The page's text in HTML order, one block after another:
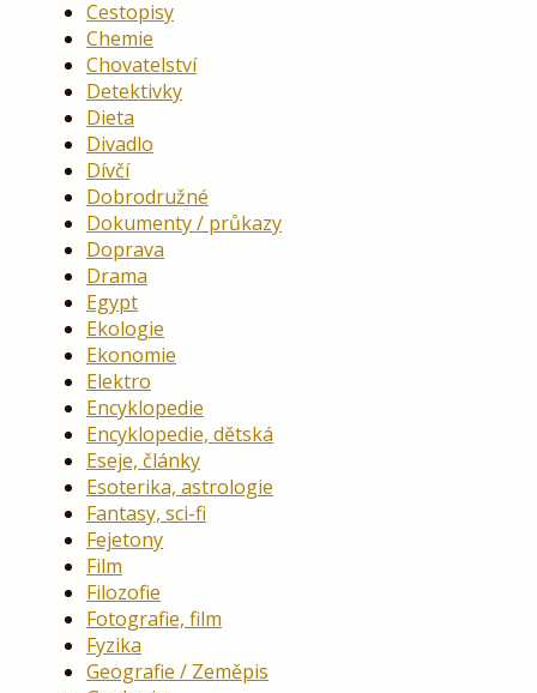
Cestopisy
Chemie
Chovatelství
Detektivky
Dieta
Divadlo
Dívčí
Dobrodružné
Dokumenty / průkazy
Doprava
Drama
Egypt
Ekologie
Ekonomie
Elektro
Encyklopedie
Encyklopedie, dětská
Eseje, články
Esoterika, astrologie
Fantasy, sci-fi
Fejetony
Film
Filozofie
Fotografie, film
Fyzika
Geografie / Zeměpis